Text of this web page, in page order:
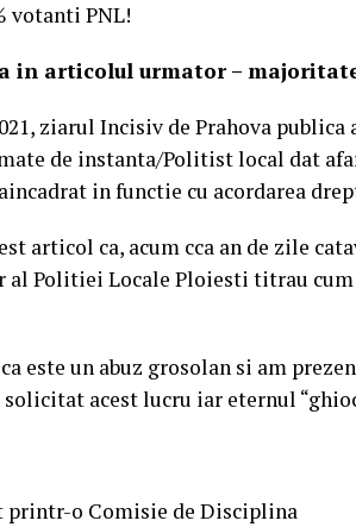
votanti PNL!
in articolul urmator –
ziarul Incisiv de Prahova
de instanta/Politist local dat
in functie cu acordarea
articol ca, acum cca an de zile
Politiei Locale Ploiesti titrau
este un abuz grosolan si am
solicitat acest lucru iar eternul
printr-o Comisie de Disciplina